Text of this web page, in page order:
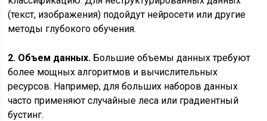
(текст, изображения) подойдут нейросети или другие
методы глубокого обучения.
2. Объем данных. Большие объемы данных требуют
более мощных алгоритмов и вычислительных
ресурсов. Например, для больших наборов данных
часто применяют случайные леса или градиентный
бустинг.